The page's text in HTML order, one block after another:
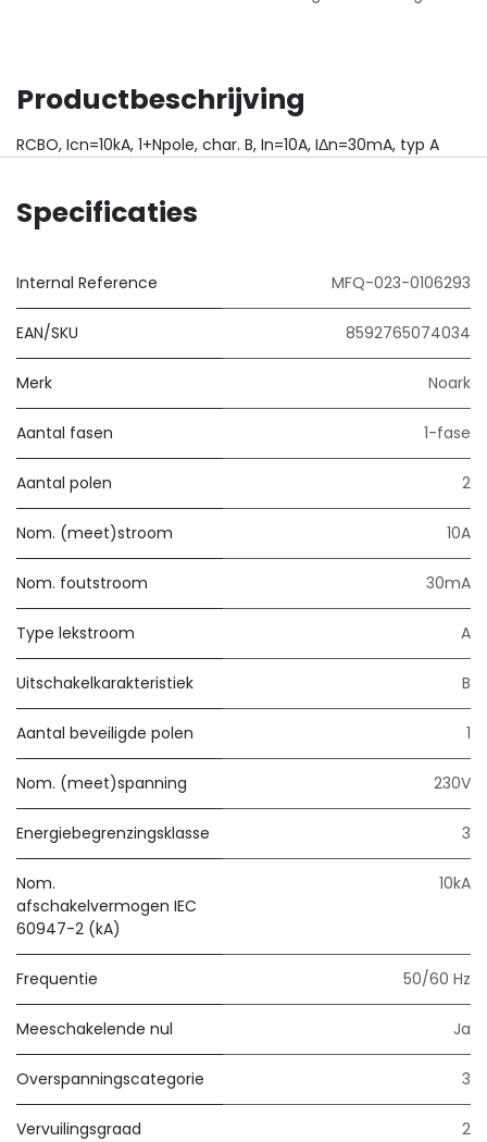
Productbeschrijving
RCBO, Icn=10kA, 1+Npole, char. B, In=10A, IΔn=30mA, typ A
Specificaties
Internal Reference MFQ-023-0106293
EAN/SKU 8592765074034
Merk Noark
Aantal fasen 1-fase
Aantal polen 2
Nom. (meet)stroom 10A
Nom. foutstroom 30mA
Type lekstroom A
Uitschakelkarakteristiek B
Aantal beveiligde polen 1
Nom. (meet)spanning 230V
Energiebegrenzingsklasse 3
Nom.
afschakelvermogen IEC
60947-2 (kA)
10kA
Frequentie 50/60 Hz
Meeschakelende nul Ja
Overspanningscategorie 3
Vervuilingsgraad 2